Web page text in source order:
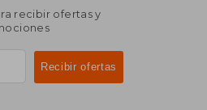
recibir ofertas y